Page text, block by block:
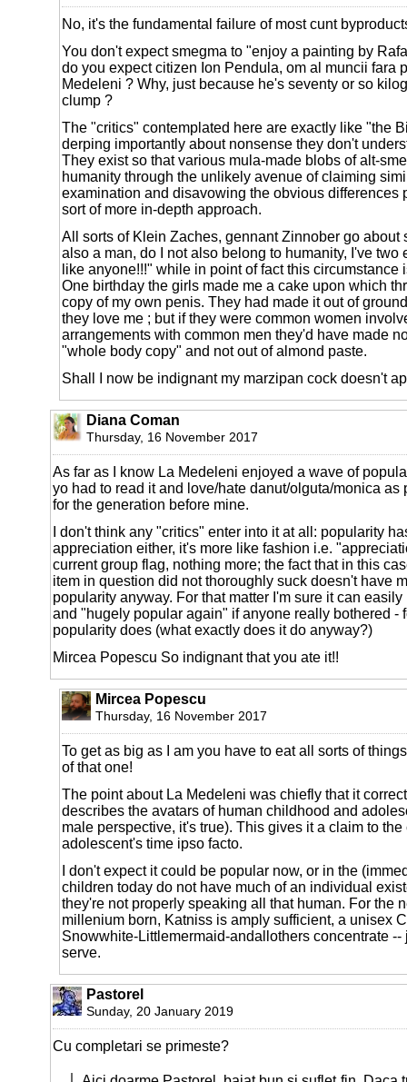
No, it's the fundamental failure of most cunt
You don't expect smegma to "enjoy a painting by
do you expect citizen Ion Pendula, om al muncii fara
Medeleni ? Why, just because he's seventy or so
clump ?
The "critics" contemplated here are exactly like "the
derping importantly about nonsense they don't
They exist so that various mula-made blobs of alt-
humanity through the unlikely avenue of claiming
examination and disavowing the obvious differences
sort of more in-depth approach.
All sorts of Klein Zaches, gennant Zinnober go about
also a man, do I not also belong to humanity, I've two
like anyone!!!" while in point of fact this circumstance
One birthday the girls made me a cake upon which
copy of my own penis. They had made it out of
they love me ; but if they were common women
arrangements with common men they'd have made
"whole body copy" and not out of almond paste.
Shall I now be indignant my marzipan cock doesn't
Diana Coman
Thursday, 16 November 2017
As far as I know La Medeleni enjoyed a wave of
yo had to read it and love/hate danut/olguta/monica as
for the generation before mine.
I don't think any "critics" enter into it at all: popularity
appreciation either, it's more like fashion i.e.
current group flag, nothing more; the fact that in this
item in question did not thoroughly suck doesn't have
popularity anyway. For that matter I'm sure it can
and "hugely popular again" if anyone really bothered -
popularity does (what exactly does it do anyway?)
Mircea Popescu So indignant that you ate it!!
Mircea Popescu
Thursday, 16 November 2017
To get as big as I am you have to eat all sorts of
of that one!
The point about La Medeleni was chiefly that it
describes the avatars of human childhood and
male perspective, it's true). This gives it a claim to
adolescent's time ipso facto.
I don't expect it could be popular now, or in the
children today do not have much of an individual
they're not properly speaking all that human. For the
millenium born, Katniss is amply sufficient, a unisex
Snowwhite-Littlemermaid-andallothers concentrate --
serve.
Pastorel
Sunday, 20 January 2019
Cu completari se primeste?